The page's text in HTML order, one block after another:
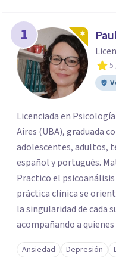
1
5
Licenciada en
Aires (UBA), graduada con
adolescentes, adultos,
español y portugués.
Practico el psicoanálisis
práctica clínica se
la singularidad de cada
acompañando a
angustia, dificultades
duelos, crisis vitales,
Ansiedad Depresión